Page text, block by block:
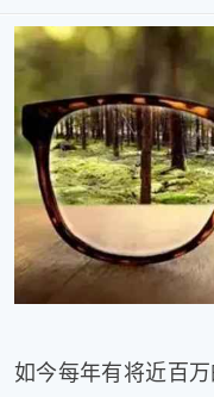
技
文
家
人如今每年有将近百